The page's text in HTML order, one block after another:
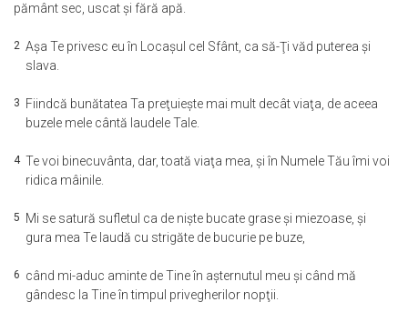
pământ sec, uscat şi fără apă.
2 Aşa Te privesc eu în Locaşul cel Sfânt, ca să-Ţi văd puterea şi
slava.
3 Fiindcă bunătatea Ta preţuieşte mai mult decât viaţa, de aceea
buzele mele cântă laudele Tale.
4 Te voi binecuvânta, dar, toată viaţa mea, şi în Numele Tău îmi voi
ridica mâinile.
5 Mi se satură sufletul ca de nişte bucate grase şi miezoase, şi
gura mea Te laudă cu strigăte de bucurie pe buze,
6 când mi-aduc aminte de Tine în aşternutul meu şi când mă
gândesc la Tine în timpul privegherilor nopţii.